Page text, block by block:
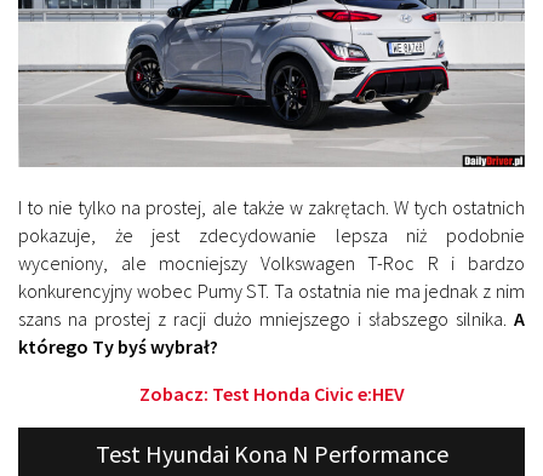
I to nie tylko na prostej, ale także w zakrętach. W tych ostatnich
pokazuje, że jest zdecydowanie lepsza niż podobnie
wyceniony, ale mocniejszy Volkswagen T-Roc R i bardzo
konkurencyjny wobec Pumy ST. Ta ostatnia nie ma jednak z nim
szans na prostej z racji dużo mniejszego i słabszego silnika. A
którego Ty byś wybrał?
Zobacz: Test Honda Civic e:HEV
Test Hyundai Kona N Performance